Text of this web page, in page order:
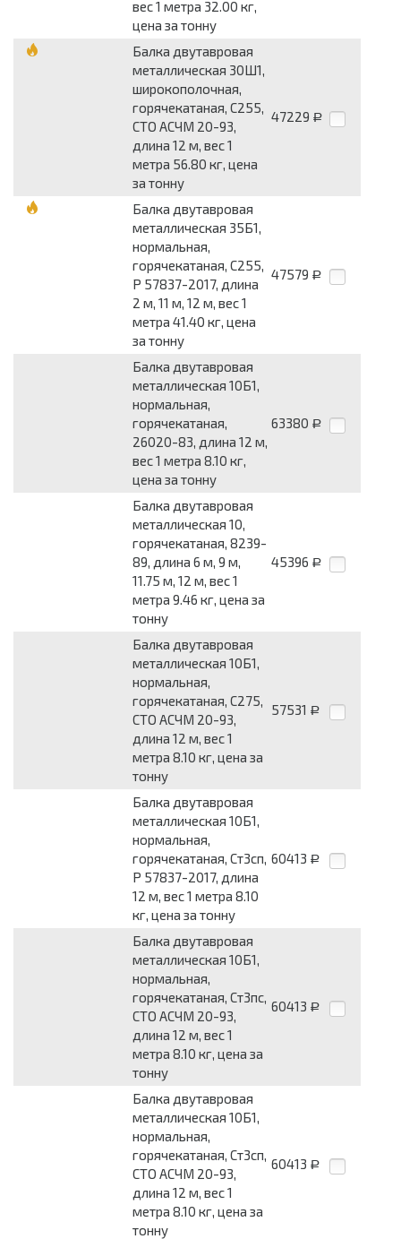
вес 1 метра 32.00 кг,
цена за тонну
Балка двутавровая
металлическая 30Ш1,
широкополочная,
горячекатаная, С255,
СТО АСЧМ 20-93,
длина 12 м, вес 1
метра 56.80 кг, цена
за тонну
47229 Р
Балка двутавровая
металлическая 35Б1,
нормальная,
горячекатаная, С255,
Р 57837-2017, длина
2 м, 11 м, 12 м, вес 1
метра 41.40 кг, цена
за тонну
47579 Р
Балка двутавровая
металлическая 10Б1,
нормальная,
горячекатаная,
26020-83, длина 12 м,
вес 1 метра 8.10 кг,
цена за тонну
63380 Р
Балка двутавровая
металлическая 10,
горячекатаная, 8239-
89, длина 6 м, 9 м,
11.75 м, 12 м, вес 1
метра 9.46 кг, цена за
тонну
45396 Р
Балка двутавровая
металлическая 10Б1,
нормальная,
горячекатаная, С275,
СТО АСЧМ 20-93,
длина 12 м, вес 1
метра 8.10 кг, цена за
тонну
57531 Р
Балка двутавровая
металлическая 10Б1,
нормальная,
горячекатаная, Ст3сп,
Р 57837-2017, длина
12 м, вес 1 метра 8.10
кг, цена за тонну
60413 Р
Балка двутавровая
металлическая 10Б1,
нормальная,
горячекатаная, Ст3пс,
СТО АСЧМ 20-93,
длина 12 м, вес 1
метра 8.10 кг, цена за
тонну
60413 Р
Балка двутавровая
металлическая 10Б1,
нормальная,
горячекатаная, Ст3сп,
СТО АСЧМ 20-93,
длина 12 м, вес 1
метра 8.10 кг, цена за
тонну
60413 Р